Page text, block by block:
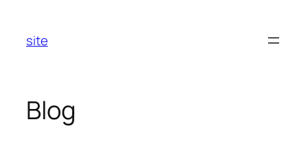
contenu
site
Blog